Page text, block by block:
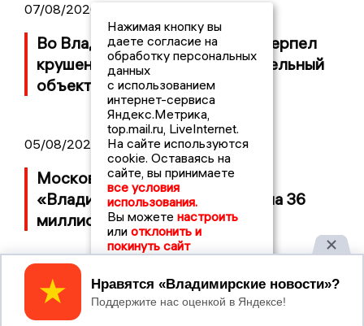
07/08/2026 14:34
Во Владимирской области потерпел
крушение неопознанный летательный
объект
05/08/2026 08:30
Московский ЧОП подал иск к
«Владимирскому стандарту» на 36
миллионов рублей
Нажимая кнопку вы
даете согласие на
обработку персональных
данных
с использованием
интернет-сервиса
Яндекс.Метрика,
top.mail.ru, LiveInternet.
На сайте используются
cookie. Оставаясь на
сайте, вы принимаете
все условия
использования.
Вы можете настроить
или отклонить и
покинуть сайт
Принять